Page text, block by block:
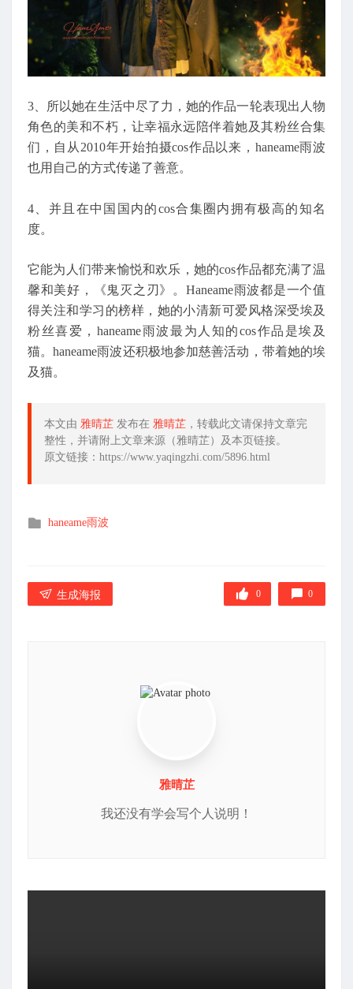
3、所以她在生活中尽了力，她的作品一轮表现出人物
角色的美和不朽，让幸福永远陪伴着她及其粉丝合集
们，自从2010年开始拍摄cos作品以来，haneame雨波
也用自己的方式传递了善意。
4、并且在中国国内的cos合集圈内拥有极高的知名
度。
它能为人们带来愉悦和欢乐，她的cos作品都充满了温
馨和美好，《鬼灭之刃》。Haneame雨波都是一个值
得关注和学习的榜样，她的小清新可爱风格深受埃及
粉丝喜爱，haneame雨波最为人知的cos作品是埃及
猫。haneame雨波还积极地参加慈善活动，带着她的埃
及猫。
本文由 雅晴芷 发布在 雅晴芷 ，转载此文请保持文章完
整性，并请附上文章来源（雅晴芷）及本页链接。
原文链接：https://www.yaqingzhi.com/5896.html
发
haneame雨波
生成海报 0 0
雅晴芷
我还没有学会写个人说明！